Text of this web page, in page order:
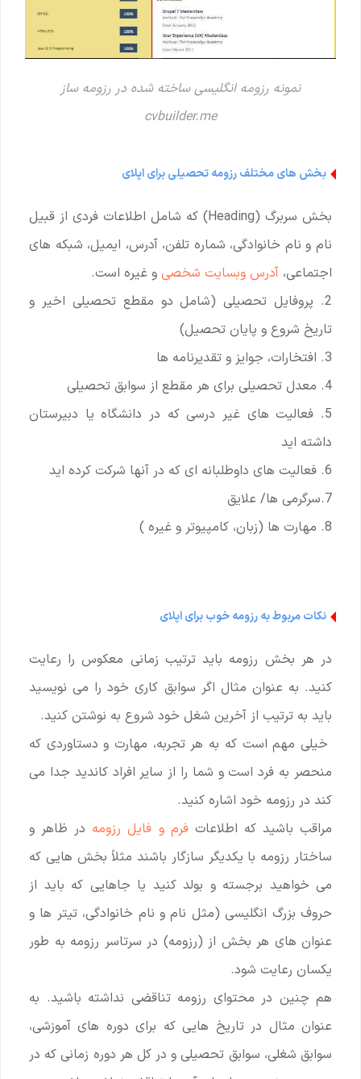
نمونه رزومه انگلیسی ساخته شده در رزومه ساز
cvbuilder.me
بخش های مختلف رزومه تحصیلی برای اپلای
بخش سربرگ (Heading) که شامل اطلاعات فردی از قبیل
نام و نام خانوادگی، شماره تلفن، آدرس، ایمیل، شبکه های
اجتماعی، آدرس وبسایت شخصی و غیره است.
2. پروفایل تحصیلی (شامل دو مقطع تحصیلی اخیر و
تاریخ شروع و پایان تحصیل)
3. افتخارات، جوایز و تقدیرنامه ها
4. معدل تحصیلی برای هر مقطع از سوابق تحصیلی
5. فعالیت های غیر درسی که در دانشگاه یا دبیرستان
داشته اید
6. فعالیت های داوطلبانه ای که در آنها شرکت کرده اید
7.سرگرمی ها/ علایق
8. مهارت ها (زبان، کامپیوتر و غیره )
نکات مربوط به رزومه خوب برای اپلای
در هر بخش رزومه باید ترتیب زمانی معکوس را رعایت
کنید. به عنوان مثال اگر سوابق کاری خود را می نویسید
باید به ترتیب از آخرین شغل خود شروع به نوشتن کنید.
خیلی مهم است که به هر تجربه، مهارت و دستاوردی که
منحصر به فرد است و شما را از سایر افراد کاندید جدا می
کند در رزومه خود اشاره کنید.
مراقب باشید که اطلاعاتفرم و فایل رزومه در ظاهر و
ساختار رزومه با یکدیگر سازگار باشند مثلاً بخش هایی که
می خواهید برجسته و بولد کنید یا جاهایی که باید از
حروف بزرگ انگلیسی (مثل نام و نام خانوادگی، تیتر ها و
عنوان های هر بخش از (رزومه) در سرتاسر رزومه به طور
یکسان رعایت شود.
هم چنین در محتوای رزومه تناقضی نداشته باشید. به
عنوان مثال در تاریخ هایی که برای دوره های آموزشی،
سوابق شغلی، سوابق تحصیلی و در کل هر دوره زمانی که در